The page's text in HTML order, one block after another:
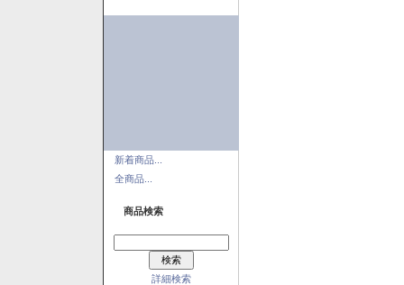
新着商品...
全商品...
商品検索
詳細検索